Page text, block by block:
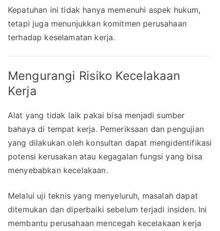
Kepatuhan ini tidak hanya memenuhi aspek hukum,
tetapi juga menunjukkan komitmen perusahaan
terhadap keselamatan kerja.
Mengurangi Risiko Kecelakaan
Kerja
Alat yang tidak laik pakai bisa menjadi sumber
bahaya di tempat kerja. Pemeriksaan dan pengujian
yang dilakukan oleh konsultan dapat mengidentifikasi
potensi kerusakan atau kegagalan fungsi yang bisa
menyebabkan kecelakaan.
Melalui uji teknis yang menyeluruh, masalah dapat
ditemukan dan diperbaiki sebelum terjadi insiden. Ini
membantu perusahaan mencegah kecelakaan kerja